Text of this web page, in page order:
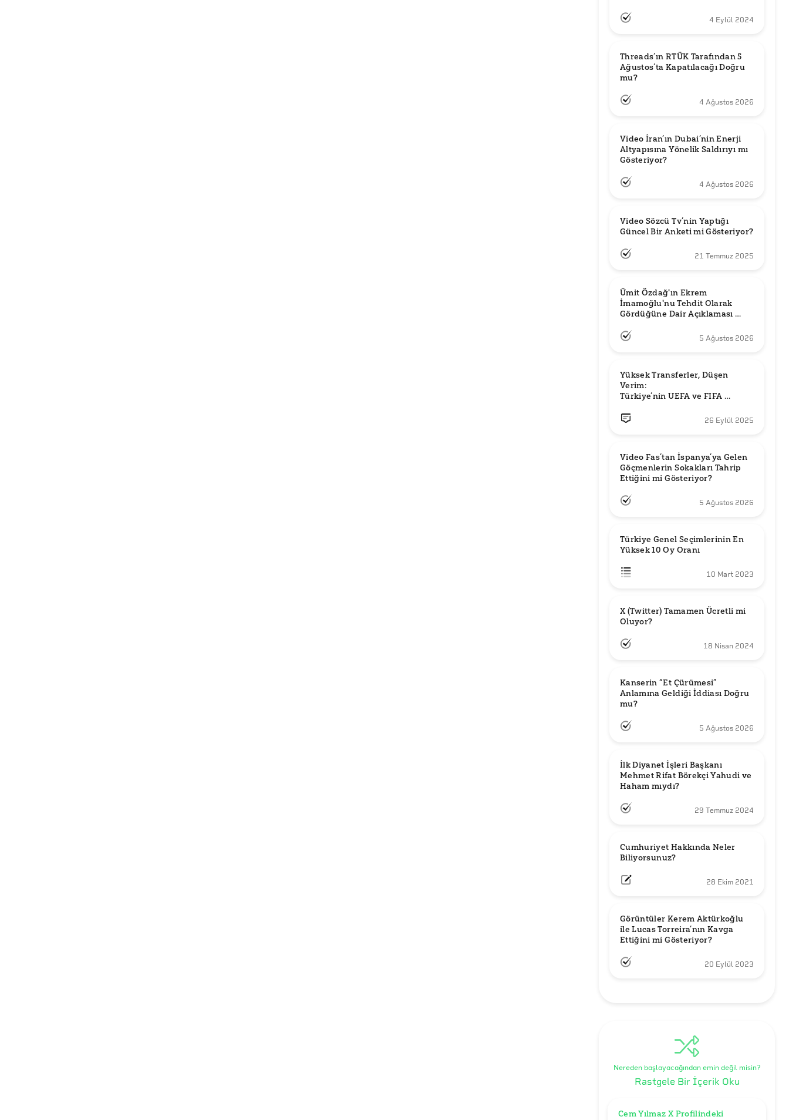
4 Eylül 2024
Threads’ın RTÜK Tarafından 5
Ağustos’ta Kapatılacağı Doğru
mu?
4 Ağustos 2026
Video İran’ın Dubai’nin Enerji
Altyapısına Yönelik Saldırıyı mı
Gösteriyor?
4 Ağustos 2026
Video Sözcü Tv’nin Yaptığı
Güncel Bir Anketi mi Gösteriyor?
21 Temmuz 2025
Ümit Özdağ'ın Ekrem
İmamoğlu'nu Tehdit Olarak
Gördüğüne Dair Açıklaması
5 Ağustos 2026
Yüksek Transferler, Düşen
Verim:
Türkiye’nin UEFA ve FIFA
26 Eylül 2025
Video Fas’tan İspanya’ya Gelen
Göçmenlerin Sokakları Tahrip
Ettiğini mi Gösteriyor?
5 Ağustos 2026
Türkiye Genel Seçimlerinin En
Yüksek 10 Oy Oranı
10 Mart 2023
X (Twitter) Tamamen Ücretli mi
Oluyor?
18 Nisan 2024
Kanserin “Et Çürümesi”
Anlamına Geldiği İddiası Doğru
mu?
5 Ağustos 2026
İlk Diyanet İşleri Başkanı
Mehmet Rifat Börekçi Yahudi ve
Haham mıydı?
29 Temmuz 2024
Cumhuriyet Hakkında Neler
Biliyorsunuz?
28 Ekim 2021
Görüntüler Kerem Aktürkoğlu
ile Lucas Torreira’nın Kavga
Ettiğini mi Gösteriyor?
20 Eylül 2023
Nereden başlayacağından emin değil misin?
Rastgele Bir İçerik Oku
Cem Yılmaz X Profilindeki